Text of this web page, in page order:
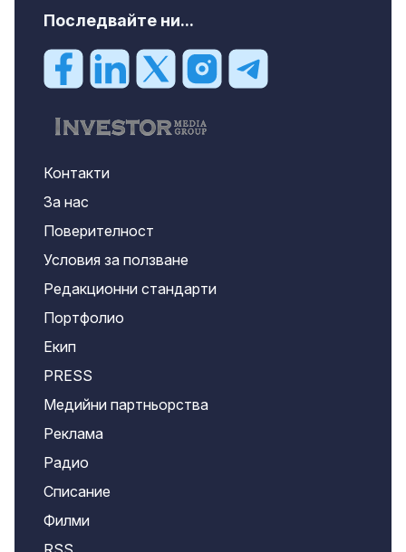
Последвайте ни...
Контакти
За нас
Поверителност
Условия за ползване
Редакционни стандарти
Портфолио
Екип
PRESS
Медийни партньорства
Реклама
Радио
Списание
Филми